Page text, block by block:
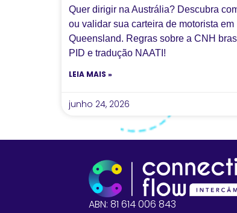
Quer dirigir na Austrália? Descubra
ou validar sua carteira de motorista em
Queensland. Regras sobre a CNH
PID e tradução NAATI!
LEIA MAIS »
junho 24, 2026
ABN: 81 614 006 843